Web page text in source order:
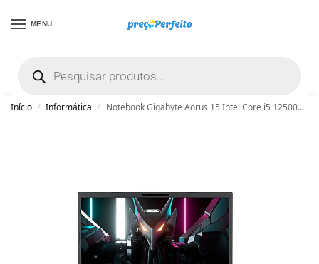
MENU
Início / Informática / Notebook Gigabyte Aorus 15 Intel Core i5 12500H DDR5 8GB SSD 512GB RTX 4050 6GB Win 11 – Preto